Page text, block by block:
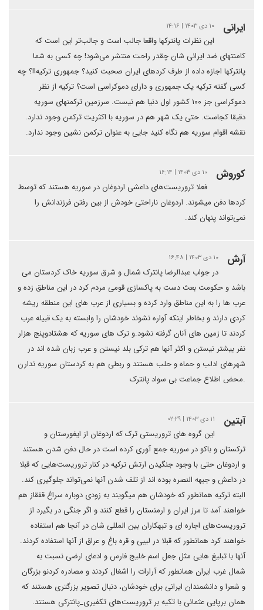
ایرانی ۱۰ دی ۱۴۰۳ | ۱۴:۱۶
این نظرات پانترکها واقعا جالب است و جالب‌تر این است که
کامنتهای ضد ایرانی شان چقدر راحت منتشر می‌شود! چه کسی به شما
پانترکها اجازه داده از طرف کردهای ایران صحبت کنید؟ جمهوری ترکیه!!؟ چه
کسی گفته ترکیه یک جمهوری و دارای دموکراسی است؟ ترکیه از نظر
دموکراسی جز ۱۰۰ کشور اول دنیا هم نیست. سرزمین ترکمنهای سوریه
دقیقا کجاست. حتی یک شهر هم در سوریه با اکثریت ترکمن وجود ندارد.
نقشه اقوام سوریه هم نگاه کنید جایی به عنوان ترکمن نشین وجود ندارد.
کوروش ۱۰ دی ۱۴۰۳ | ۱۶:۱۴
فعلا تروریست‌های داعشی اردوغان در سوریه هستند که توسط
کردها دفن میشوند‌. اردوغان ناراحتی خودش از بین رفتن فرزندانش را
نمی‌تواند پنهان کند.
آرش ۱۰ دی ۱۴۰۳ | ۱۶:۴۸
در جواب عبدالرضا پانترک شمال و شرق سوریه خاک کردستان می
باشد و حکومت بعث دست به پاکسازی قومی مردم کرد در این مناطق زده و
عرب ها را به این مناطق وارد کرده و بسیاری از عرب های این منطقه ریشه
کردی دارند و بخاطر اینکه آواره نشوند خودشان را وابسته به یک قبیله عرب
کردند تا زمین های آنان گرفته نشود.و ترک های سوریه که هشتادوپنج هزار
نفر بیشتر نیستن و اکثر آنها هم ترکی بلد نیستن و عرب زبان شده اند در
شهرهای ادلب و حماه و حلب هستند و ربطی هم به کردستان سوریه ندارن
.محض اطلاع جماعت بی سواد پانترک
آبتین ۱۱ دی ۱۴۰۳ | ۰۲:۲۹
این گروه های تروریستی ترک که اردوغان از ایغورستان و
ترکستان و باکو در سوریه جمع آوری کرده است در حال دفن شدن هستند
و اردوغان حتی با وجود جنگیدن ارتش ترکیه در کنار تروریست‌هایی که قبلا
در داعش و جبهه النصره بوده اند از تلف شدن آنها نمی‌تواند جلوگیری کند.
البته ترکیه همانطور که خودشان هم میگویند به زودی دوباره سراغ قفقاز هم
خواهند آمد تا مرز ایران و ارمنستان را قطع کنند و اگر جنگی در بگیرد از
تروریست‌های اجاره ای و تبهکاران بین المللی شان در آنجا هم استفاده
خواهند کرد همانطور که قبلا در لیبی و قره باغ و عراق از آنها استفاده کردند.
آنها با تبلیغ هایی مثل جعل اسم خلیج فارس و ادعای ارضی نسبت به
شمال غرب ایران همانطور که آرارات را اشغال کردند و مصادره کردنو بزرگان
و شعرا و دانشمندان ایرانی برای خودشان، دنبال تصویر بزرگتری هستند که
همان برپایی عثمانی با تکیه بر تروریست‌های تکفیری_پانترکی هستند.